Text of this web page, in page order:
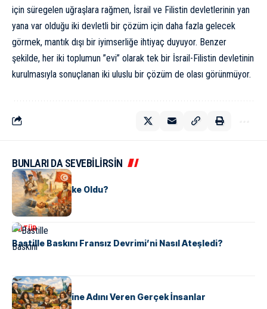
için süregelen uğraşlara rağmen, İsrail ve Filistin devletlerinin yan
yana var olduğu iki devletli bir çözüm için daha fazla gelecek
görmek, mantık dışı bir iyimserliğe ihtiyaç duyuyor. Benzer
şekilde, her iki toplumun ”evi” olarak tek bir İsrail-Filistin devletinin
kurulmasıyla sonuçlanan iki uluslu bir çözüm de olası görünmüyor.
BUNLARI DA SEVEBİLİRSİN
KÜLTÜR
Tunus Nasıl Ülke Oldu?
KÜLTÜR
Bastille Baskını Fransız Devrimi’ni Nasıl Ateşledi?
KÜLTÜR
ABD Eyaletlerine Adını Veren Gerçek İnsanlar